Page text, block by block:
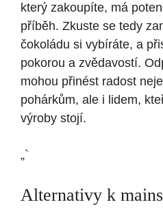
který zakoupíte, má
příběh. Zkuste se tedy
čokoládu si vybíráte, a
pokorou a zvědavostí.
mohou přinést radost
pohárkům, ale i lidem,
výroby stojí.
„`
Alternativy k